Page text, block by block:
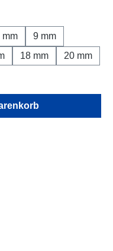
mm
9 mm
18 mm
20 mm
Wert ein